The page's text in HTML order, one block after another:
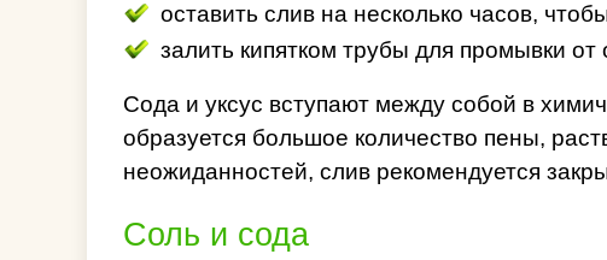
оставить слив на несколько часов,
залить кипятком трубы для промывки от
Сода и уксус вступают между собой в
образуется большое количество пены,
неожиданностей, слив рекомендуется
Соль и сода